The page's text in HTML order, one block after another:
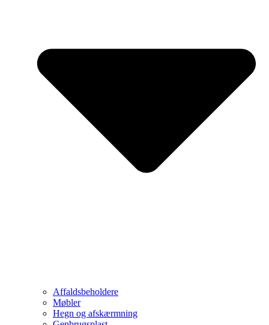
Affaldsbeholdere
Møbler
Hegn og afskærmning